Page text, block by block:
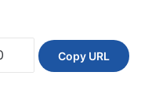
Copy URL